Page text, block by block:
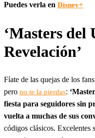
Puedes verla en Disney+
‘Masters del
Revelación’
Fíate de las quejas de los
pero no te la pierdas:
fiesta para seguidores sin
vuelta a muchas de sus
códigos clásicos. Excelentes